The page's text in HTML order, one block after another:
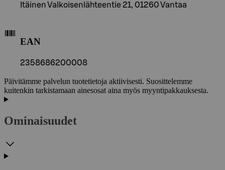
Itäinen Valkoisenlähteentie 21, 01260 Vantaa
EAN
2358686200008
Päivitämme palvelun tuotetietoja aktiivisesti. Suosittelemme
kuitenkin tarkistamaan ainesosat aina myös myyntipakkauksesta.
Ominaisuudet